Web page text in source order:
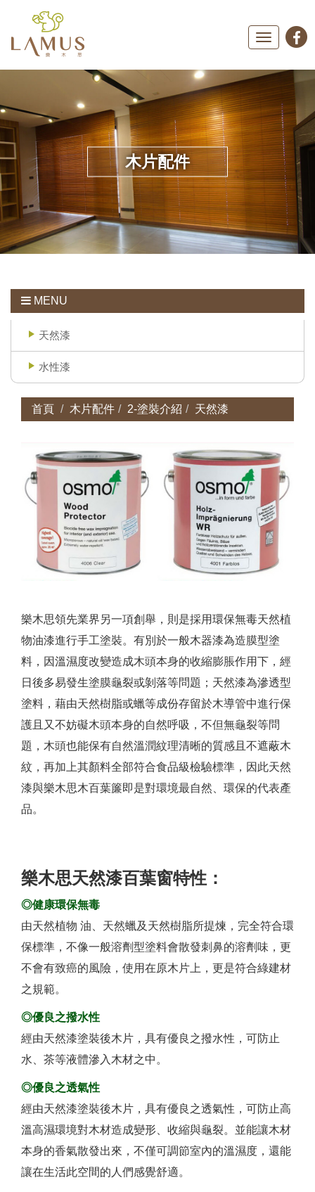
Toggle
navigation
木片配件
MENU
天然漆
水性漆
首頁 木片配件 2-塗裝介紹 天然漆
樂木思領先業界另一項創舉，則是採用環保無毒天然植
物油漆進行手工塗裝。有別於一般木器漆為造膜型塗
料，因溫濕度改變造成木頭本身的收縮膨脹作用下，經
日後多易發生塗膜龜裂或剝落等問題；天然漆為滲透型
塗料，藉由天然樹脂或蠟等成份存留於木導管中進行保
護且又不妨礙木頭本身的自然呼吸，不但無龜裂等問
題，木頭也能保有自然溫潤紋理清晰的質感且不遮蔽木
紋，再加上其顏料全部符合食品級檢驗標準，因此天然
漆與樂木思木百葉簾即是對環境最自然、環保的代表產
品。
樂木思天然漆百葉窗特性：
◎健康環保無毒
由天然植物 油、天然蠟及天然樹脂所提煉，完全符合環
保標準，不像一般溶劑型塗料會散發刺鼻的溶劑味，更
不會有致癌的風險，使用在原木片上，更是符合綠建材
之規範。
◎優良之撥水性
經由天然漆塗裝後木片，具有優良之撥水性，可防止
水、茶等液體滲入木材之中。
◎優良之透氣性
經由天然漆塗裝後木片，具有優良之透氣性，可防止高
溫高濕環境對木材造成變形、收縮與龜裂。並能讓木材
本身的香氣散發出來，不僅可調節室內的溫濕度，還能
讓在生活此空間的人們感覺舒適。